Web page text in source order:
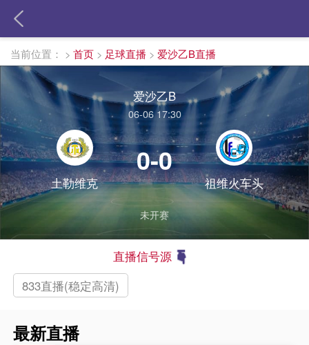
当前位置： > 首页 > 足球直播 > 爱沙乙B直播
爱沙乙B
06-06 17:30
土勒维克
0-0
祖维火车头
未开赛
直播信号源
833直播(稳定高清)
最新直播